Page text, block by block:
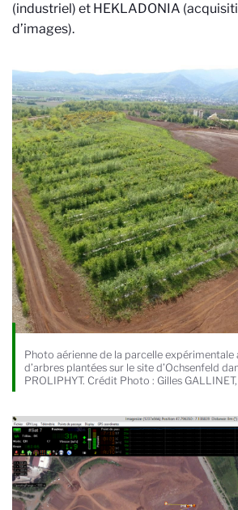
(industriel) et HEKLADONIA
d’images).
Photo aérienne de la parcelle expérimentale
d’arbres plantées sur le site d’Ochsenfeld
PROLIPHYT. Crédit Photo : Gilles